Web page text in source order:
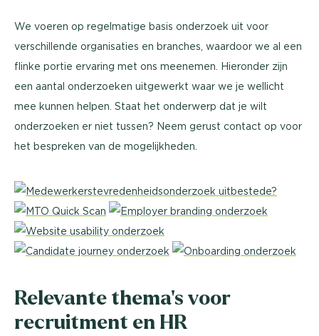
We voeren op regelmatige basis onderzoek uit voor
verschillende organisaties en branches, waardoor we al een
flinke portie ervaring met ons meenemen. Hieronder zijn
een aantal onderzoeken uitgewerkt waar we je wellicht
mee kunnen helpen. Staat het onderwerp dat je wilt
onderzoeken er niet tussen? Neem gerust contact op voor
het bespreken van de mogelijkheden.
Relevante thema's voor
recruitment en HR